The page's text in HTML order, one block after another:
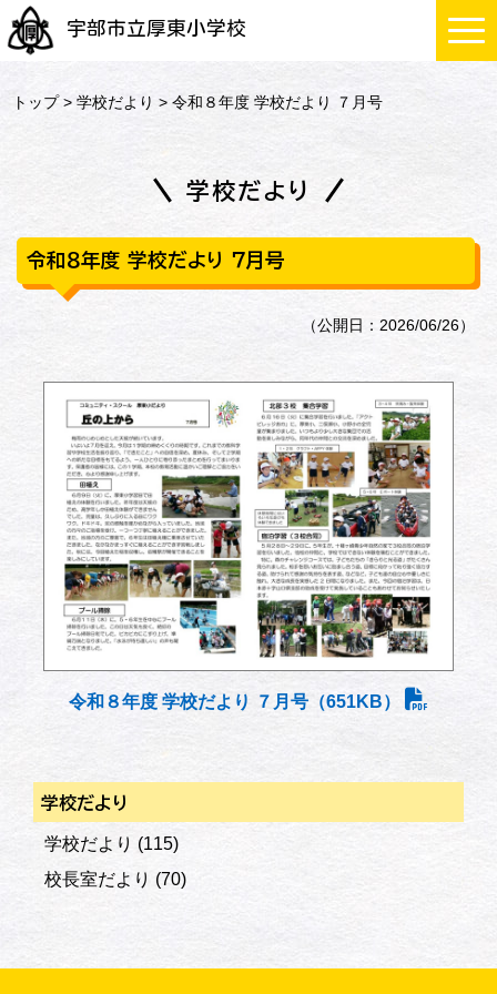
宇部市立厚東小学校
トップ>学校だより > 令和８年度 学校だより ７月号
学校だより
令和８年度 学校だより ７月号
（公開日：2026/06/26）
令和８年度 学校だより ７月号（651KB）
学校だより
学校だより (115)
校長室だより (70)